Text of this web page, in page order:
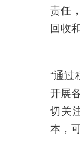
责任
回收
“通
开展
切关
本，